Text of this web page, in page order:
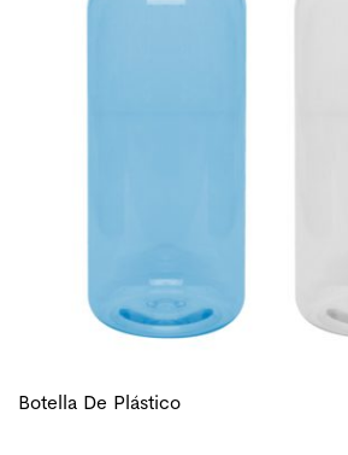
Botella De Plástico